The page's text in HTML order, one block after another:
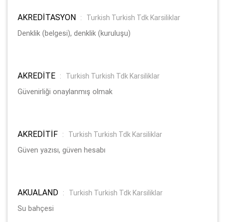
AKREDİTASYON :
Turkish Turkish Tdk Karsiliklar
Denklik (belgesi), denklik (kuruluşu)
AKREDİTE :
Turkish Turkish Tdk Karsiliklar
Güvenirliği onaylanmış olmak
AKREDİTİF :
Turkish Turkish Tdk Karsiliklar
Güven yazısı, güven hesabı
AKUALAND :
Turkish Turkish Tdk Karsiliklar
Su bahçesi